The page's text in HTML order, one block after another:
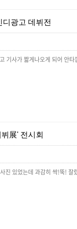
광고 데뷔전
기사가 짧게나오게 되어 안타
展' 전시회
진 있었는데 과감히 싹!뚝! 잘